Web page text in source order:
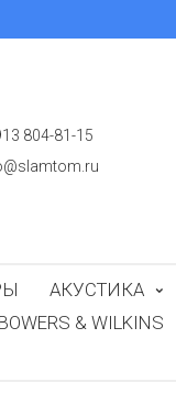
804-81-15
АКУСТИКА
& WILKINS